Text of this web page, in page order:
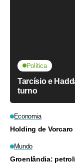
Política
Tarcísio e
turno
Economia
Holding de
Mundo
Groenlândia: